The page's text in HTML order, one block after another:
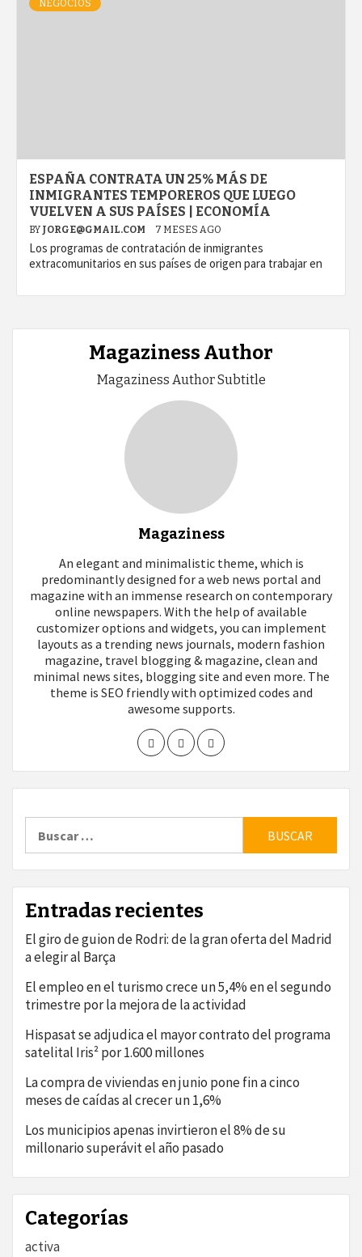
NEGOCIOS
ESPAÑA CONTRATA UN 25% MÁS DE
INMIGRANTES TEMPOREROS QUE LUEGO
VUELVEN A SUS PAÍSES | ECONOMÍA
BY JORGE@GMAIL.COM 7 MESES AGO
Los programas de contratación de inmigrantes
extracomunitarios en sus países de origen para trabajar en
Magaziness Author
Magaziness Author Subtitle
Magaziness
An elegant and minimalistic theme, which is
predominantly designed for a web news portal and
magazine with an immense research on contemporary
online newspapers. With the help of available
customizer options and widgets, you can implement
layouts as a trending news journals, modern fashion
magazine, travel blogging & magazine, clean and
minimal news sites, blogging site and even more. The
theme is SEO friendly with optimized codes and
awesome supports.
Entradas recientes
El giro de guion de Rodri: de la gran oferta del Madrid
a elegir al Barça
El empleo en el turismo crece un 5,4% en el segundo
trimestre por la mejora de la actividad
Hispasat se adjudica el mayor contrato del programa
satelital Iris² por 1.600 millones
La compra de viviendas en junio pone fin a cinco
meses de caídas al crecer un 1,6%
Los municipios apenas invirtieron el 8% de su
millonario superávit el año pasado
Categorías
activa